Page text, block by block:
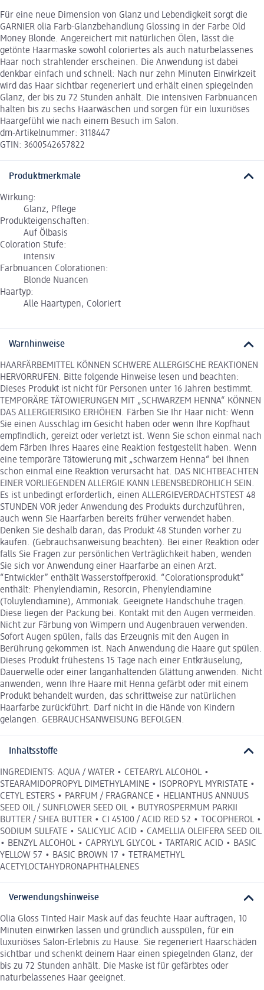
Für eine neue Dimension von Glanz und Lebendigkeit sorgt die
GARNIER olia Farb-Glanzbehandlung Glossing in der Farbe Old
Money Blonde. Angereichert mit natürlichen Ölen, lässt die
getönte Haarmaske sowohl coloriertes als auch naturbelassenes
Haar noch strahlender erscheinen. Die Anwendung ist dabei
denkbar einfach und schnell: Nach nur zehn Minuten Einwirkzeit
wird das Haar sichtbar regeneriert und erhält einen spiegelnden
Glanz, der bis zu 72 Stunden anhält. Die intensiven Farbnuancen
halten bis zu sechs Haarwäschen und sorgen für ein luxuriöses
Haargefühl wie nach einem Besuch im Salon.
dm-Artikelnummer: 3118447
GTIN: 3600542657822
Produktmerkmale
Wirkung:
Glanz, Pflege
Produkteigenschaften:
Auf Ölbasis
Coloration Stufe:
intensiv
Farbnuancen Colorationen:
Blonde Nuancen
Haartyp:
Alle Haartypen, Coloriert
Warnhinweise
HAARFÄRBEMITTEL KÖNNEN SCHWERE ALLERGISCHE REAKTIONEN
HERVORRUFEN. Bitte folgende Hinweise lesen und beachten:
Dieses Produkt ist nicht für Personen unter 16 Jahren bestimmt.
TEMPORÄRE TÄTOWIERUNGEN MIT „SCHWARZEM HENNA“ KÖNNEN
DAS ALLERGIERISIKO ERHÖHEN. Färben Sie Ihr Haar nicht: Wenn
Sie einen Ausschlag im Gesicht haben oder wenn Ihre Kopfhaut
empfindlich, gereizt oder verletzt ist. Wenn Sie schon einmal nach
dem Färben Ihres Haares eine Reaktion festgestellt haben. Wenn
eine temporäre Tätowierung mit „schwarzem Henna“ bei Ihnen
schon einmal eine Reaktion verursacht hat. DAS NICHTBEACHTEN
EINER VORLIEGENDEN ALLERGIE KANN LEBENSBEDROHLICH SEIN.
Es ist unbedingt erforderlich, einen ALLERGIEVERDACHTSTEST 48
STUNDEN VOR jeder Anwendung des Produkts durchzuführen,
auch wenn Sie Haarfarben bereits früher verwendet haben.
Denken Sie deshalb daran, das Produkt 48 Stunden vorher zu
kaufen. (Gebrauchsanweisung beachten). Bei einer Reaktion oder
falls Sie Fragen zur persönlichen Verträglichkeit haben, wenden
Sie sich vor Anwendung einer Haarfarbe an einen Arzt.
“Entwickler” enthält Wasserstoffperoxid. “Colorationsprodukt”
enthält: Phenylendiamin, Resorcin, Phenylendiamine
(Toluylendiamine), Ammoniak. Geeignete Handschuhe tragen.
Diese liegen der Packung bei. Kontakt mit den Augen vermeiden.
Nicht zur Färbung von Wimpern und Augenbrauen verwenden.
Sofort Augen spülen, falls das Erzeugnis mit den Augen in
Berührung gekommen ist. Nach Anwendung die Haare gut spülen.
Dieses Produkt frühestens 15 Tage nach einer Entkräuselung,
Dauerwelle oder einer langanhaltenden Glättung anwenden. Nicht
anwenden, wenn Ihre Haare mit Henna gefärbt oder mit einem
Produkt behandelt wurden, das schrittweise zur natürlichen
Haarfarbe zurückführt. Darf nicht in die Hände von Kindern
gelangen. GEBRAUCHSANWEISUNG BEFOLGEN.
Inhaltsstoffe
INGREDIENTS: AQUA / WATER • CETEARYL ALCOHOL •
STEARAMIDOPROPYL DIMETHYLAMINE • ISOPROPYL MYRISTATE •
CETYL ESTERS • PARFUM / FRAGRANCE • HELIANTHUS ANNUUS
SEED OIL / SUNFLOWER SEED OIL • BUTYROSPERMUM PARKII
BUTTER / SHEA BUTTER • CI 45100 / ACID RED 52 • TOCOPHEROL •
SODIUM SULFATE • SALICYLIC ACID • CAMELLIA OLEIFERA SEED OIL
• BENZYL ALCOHOL • CAPRYLYL GLYCOL • TARTARIC ACID • BASIC
YELLOW 57 • BASIC BROWN 17 • TETRAMETHYL
ACETYLOCTAHYDRONAPHTHALENES
Verwendungshinweise
Olia Gloss Tinted Hair Mask auf das feuchte Haar auftragen, 10
Minuten einwirken lassen und gründlich ausspülen, für ein
luxuriöses Salon-Erlebnis zu Hause. Sie regeneriert Haarschäden
sichtbar und schenkt deinem Haar einen spiegelnden Glanz, der
bis zu 72 Stunden anhält. Die Maske ist für gefärbtes oder
naturbelassenes Haar geeignet.